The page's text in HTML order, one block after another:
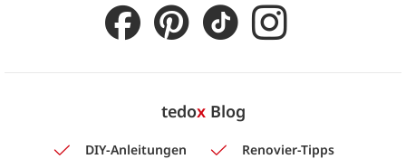
tedoxBlog
DIY-Anleitungen
Renovier-Tipps